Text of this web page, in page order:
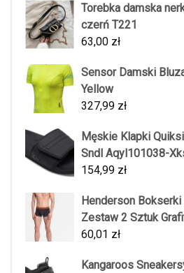
Torebka damska
czerń T221
63,00 zł
Sensor Damski
Yellow
327,99 zł
Męskie Klapki
Sndl Aqyl101038-
154,99 zł
Henderson
Zestaw 2 Sztuk
60,01 zł
Kangaroos